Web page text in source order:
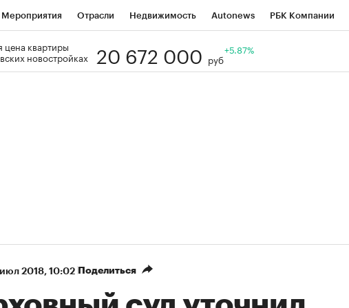
Мероприятия Отрасли Недвижимость Autonews РБК Компании
Визионеры
цена квартиры
новостройках
20 672 000 руб
+5.87%
июл 2018, 10:02 Поделиться